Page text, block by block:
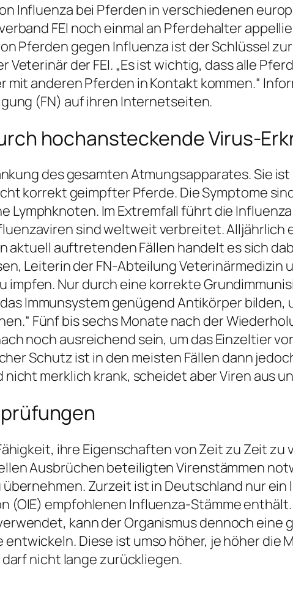
Influenza bei Pferden in verschiedenen
FEI noch einmal an Pferdehalter
Pferden gegen Influenza ist der Schlüssel
Veterinär der FEI. „Es ist wichtig, dass alle
mit anderen Pferden in Kontakt kommen.“
(FN) auf ihren Internetseiten.
hochansteckende Virus-
des gesamten Atmungsapparates. Sie
korrekt geimpfter Pferde. Die Symptome
Lymphknoten. Im Extremfall führt die
sind weltweit verbreitet.
aktuell auftretenden Fällen handelt es sich
Leiterin der FN-Abteilung Veterinärmedizin
impfen. Nur durch eine korrekte
Immunsystem genügend Antikörper bilden,
Fünf bis sechs Monate nach der
noch ausreichend sein, um das Einzeltier
Schutz ist in den meisten Fällen dann
merklich krank, scheidet aber Viren aus
ihre Eigenschaften von Zeit zu Zeit
Ausbrüchen beteiligten Virenstämmen
Zurzeit ist in Deutschland nur
empfohlenen Influenza-Stämme enthält.
kann der Organismus dennoch eine
Diese ist umso höher, je höher die
nicht lange zurückliegen.